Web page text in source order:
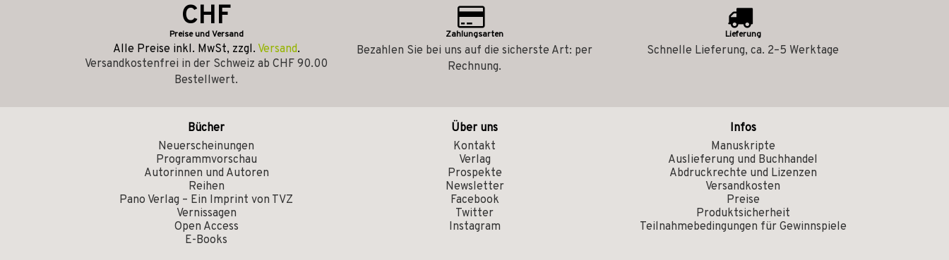
CHF
Preise und Versand
Alle Preise inkl. MwSt, zzgl. Versand.
Versandkostenfrei in der Schweiz ab CHF 90.00
Bestellwert.
Zahlungsarten
Bezahlen Sie bei uns auf die sicherste Art: per
Rechnung.
Lieferung
Schnelle Lieferung, ca. 2–5 Werktage
Bücher
Neuerscheinungen
Programmvorschau
Autorinnen und Autoren
Reihen
Pano Verlag – Ein Imprint von TVZ
Vernissagen
Open Access
E-Books
Über uns
Kontakt
Verlag
Prospekte
Newsletter
Facebook
Twitter
Instagram
Infos
Manuskripte
Auslieferung und Buchhandel
Abdruckrechte und Lizenzen
Versandkosten
Preise
Produktsicherheit
Teilnahmebedingungen für Gewinnspiele